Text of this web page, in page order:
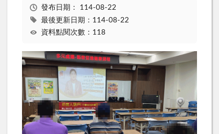
發布日期： 114-08-22
最後更新日期：114-08-22
資料點閱次數：118